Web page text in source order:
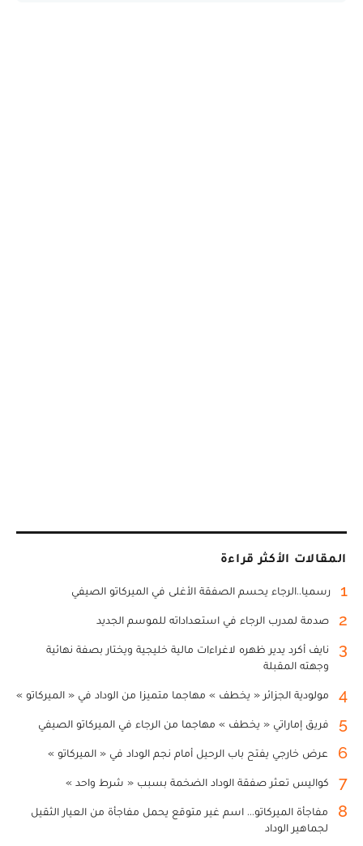
المقالات الأكثر قراءة
1 رسميا..الرجاء يحسم الصفقة الأغلى في الميركاتو الصيفي
2 صدمة لمدرب الرجاء في استعداداته للموسم الجديد
3
نايف أكرد يدير ظهره لاغراءات مالية خليجية ويختار بصفة نهائية
وجهته المقبلة
4 مولودية الجزائر « يخطف » مهاجما متميزا من الوداد في « الميركاتو »
5 فريق إماراتي « يخطف » مهاجما من الرجاء في الميركاتو الصيفي
6 عرض خارجي يفتح باب الرحيل أمام نجم الوداد في « الميركاتو »
7 كواليس تعثر صفقة الوداد الضخمة بسبب « شرط واحد »
8
مفاجأة الميركاتو... اسم غير متوقع يحمل مفاجأة من العيار الثقيل
لجماهير الوداد